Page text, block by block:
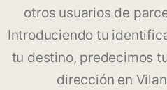
otros usuarios de
Introduciendo tu
tu destino, predecimos
dirección en